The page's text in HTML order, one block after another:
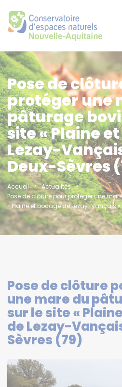
Pose de
protéger une
pâturage
site « Plaine
Lezay-
Deux-Sèvres
Accueil
Actualités
Pose de clôture pour protéger une
« Plaine et bocage de Lezay-Vançais
Pose de clôture
une mare du
sur le site «
de Lezay-
Sèvres (79)